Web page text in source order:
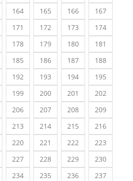
164 165 166
167
171 172 173
174
178 179 180
181
185 186 187
188
192 193 194
195
199 200 201
202
206 207 208
209
213 214 215
216
220 221 222
223
227 228 229
230
234 235 236
237